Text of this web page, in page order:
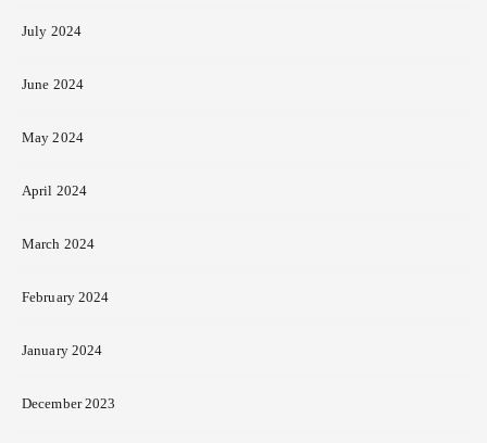
July 2024
June 2024
May 2024
April 2024
March 2024
February 2024
January 2024
December 2023